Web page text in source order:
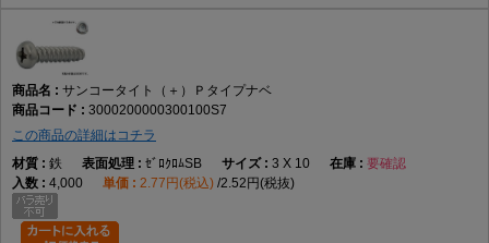
サンコータイト（＋）Ｐタイプナベ
3000200000300100S7
この商品の詳細はコチラ
鉄
ｾﾞﾛｸﾛﾑSB 3 X 10
要確認
4,000
2.77円(税込) 2.52円(税抜)